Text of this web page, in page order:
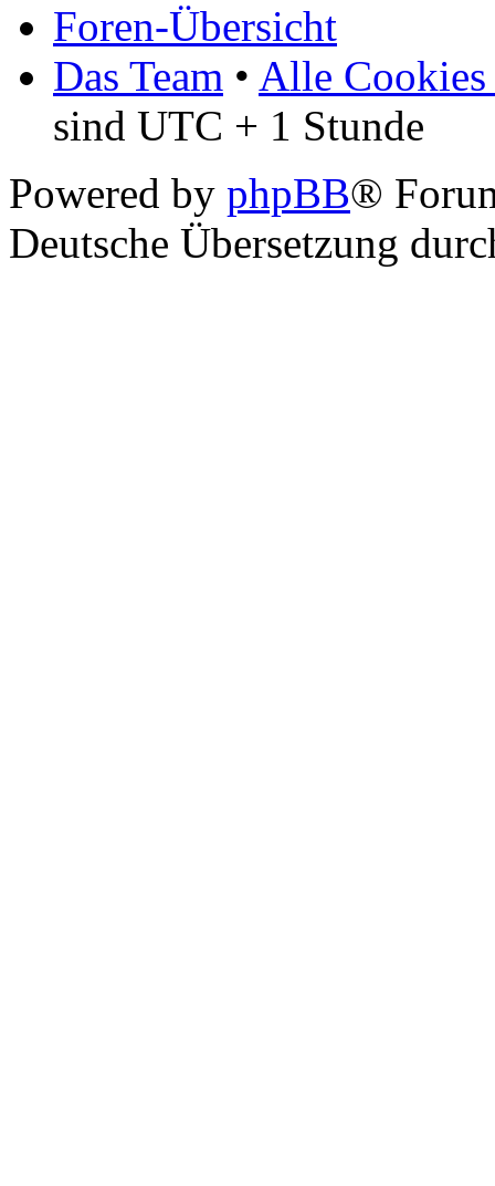
Foren-Übersicht
Das Team • Alle Cookies
sind UTC + 1 Stunde
Powered by phpBB®
Deutsche Übersetzung